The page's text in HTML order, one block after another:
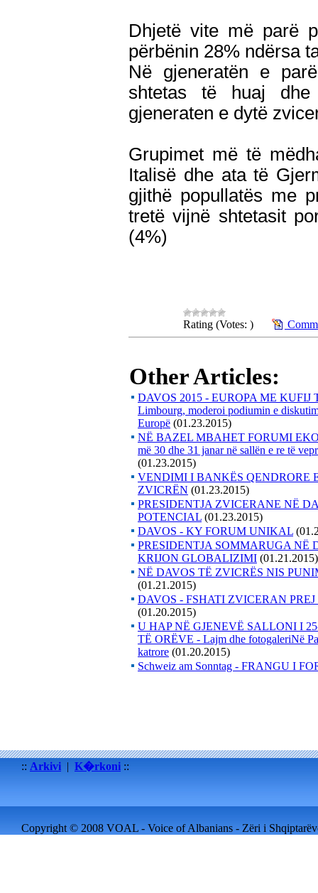
Dhjetë vite më parë
përbënin 28% ndërsa
Në gjeneratën e
shtetas të huaj dhe
gjeneraten e dytë
Grupimet më të
Italisë dhe ata të
gjithë popullatës me
tretë vijnë shtetasit
(4%)
Rating (Votes: )
Other Articles:
DAVOS 2015 - EUROPA ME KUFIJ
Limbourg, moderoi podiumin e
Europë (01.23.2015)
NË BAZEL MBAHET FORUMI
më 30 dhe 31 janar në sallën e re të
(01.23.2015)
VENDIMI I BANKËS QENDRORE
ZVICRËN (01.23.2015)
PRESIDENTJA ZVICERANE NË
POTENCIAL (01.23.2015)
DAVOS - KY FORUM UNIKAL
PRESIDENTJA SOMMARUGA NË
KRIJON GLOBALIZIMI (01.21.2015)
NË DAVOS TË ZVICRËS NIS
(01.21.2015)
DAVOS - FSHATI ZVICERAN
(01.20.2015)
U HAP NË GJENEVË SALLONI I
TË ORËVE - Lajm dhe fotogaleriNë
katrore (01.20.2015)
Schweiz am Sonntag - FRANGU I
:: Arkivi | K�rkoni ::
Copyright © 2008 VOAL - Voice of Albanians - Zëri i